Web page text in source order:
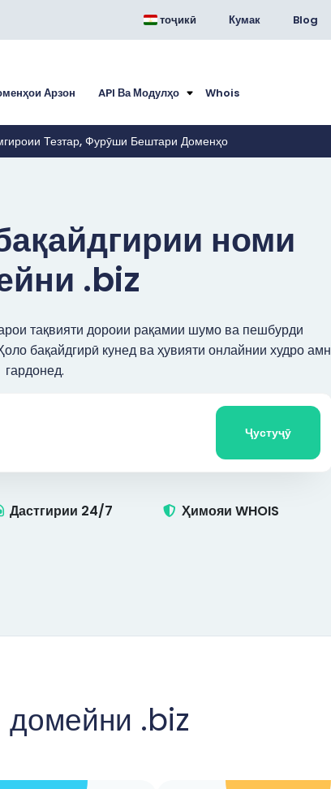
тоҷикӣ Кумак Blog
Арзон API Ва Модулҳо Whois
Тезтар, Фурӯши Бештари Доменҳо
номи
.biz
тақвияти дороии рақамии шумо ва пешбурди
бақайдгирӣ кунед ва ҳувияти онлайнии худро амн
гардонед.
Ҷустуҷӯ
Дастгирии 24/7 Ҳимояи WHOIS
домейни .biz